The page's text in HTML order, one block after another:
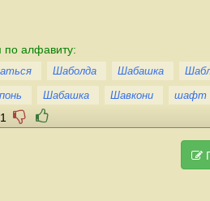
по алфавиту:
Шаболда Шабашка
Шабашка Шавкони шафт